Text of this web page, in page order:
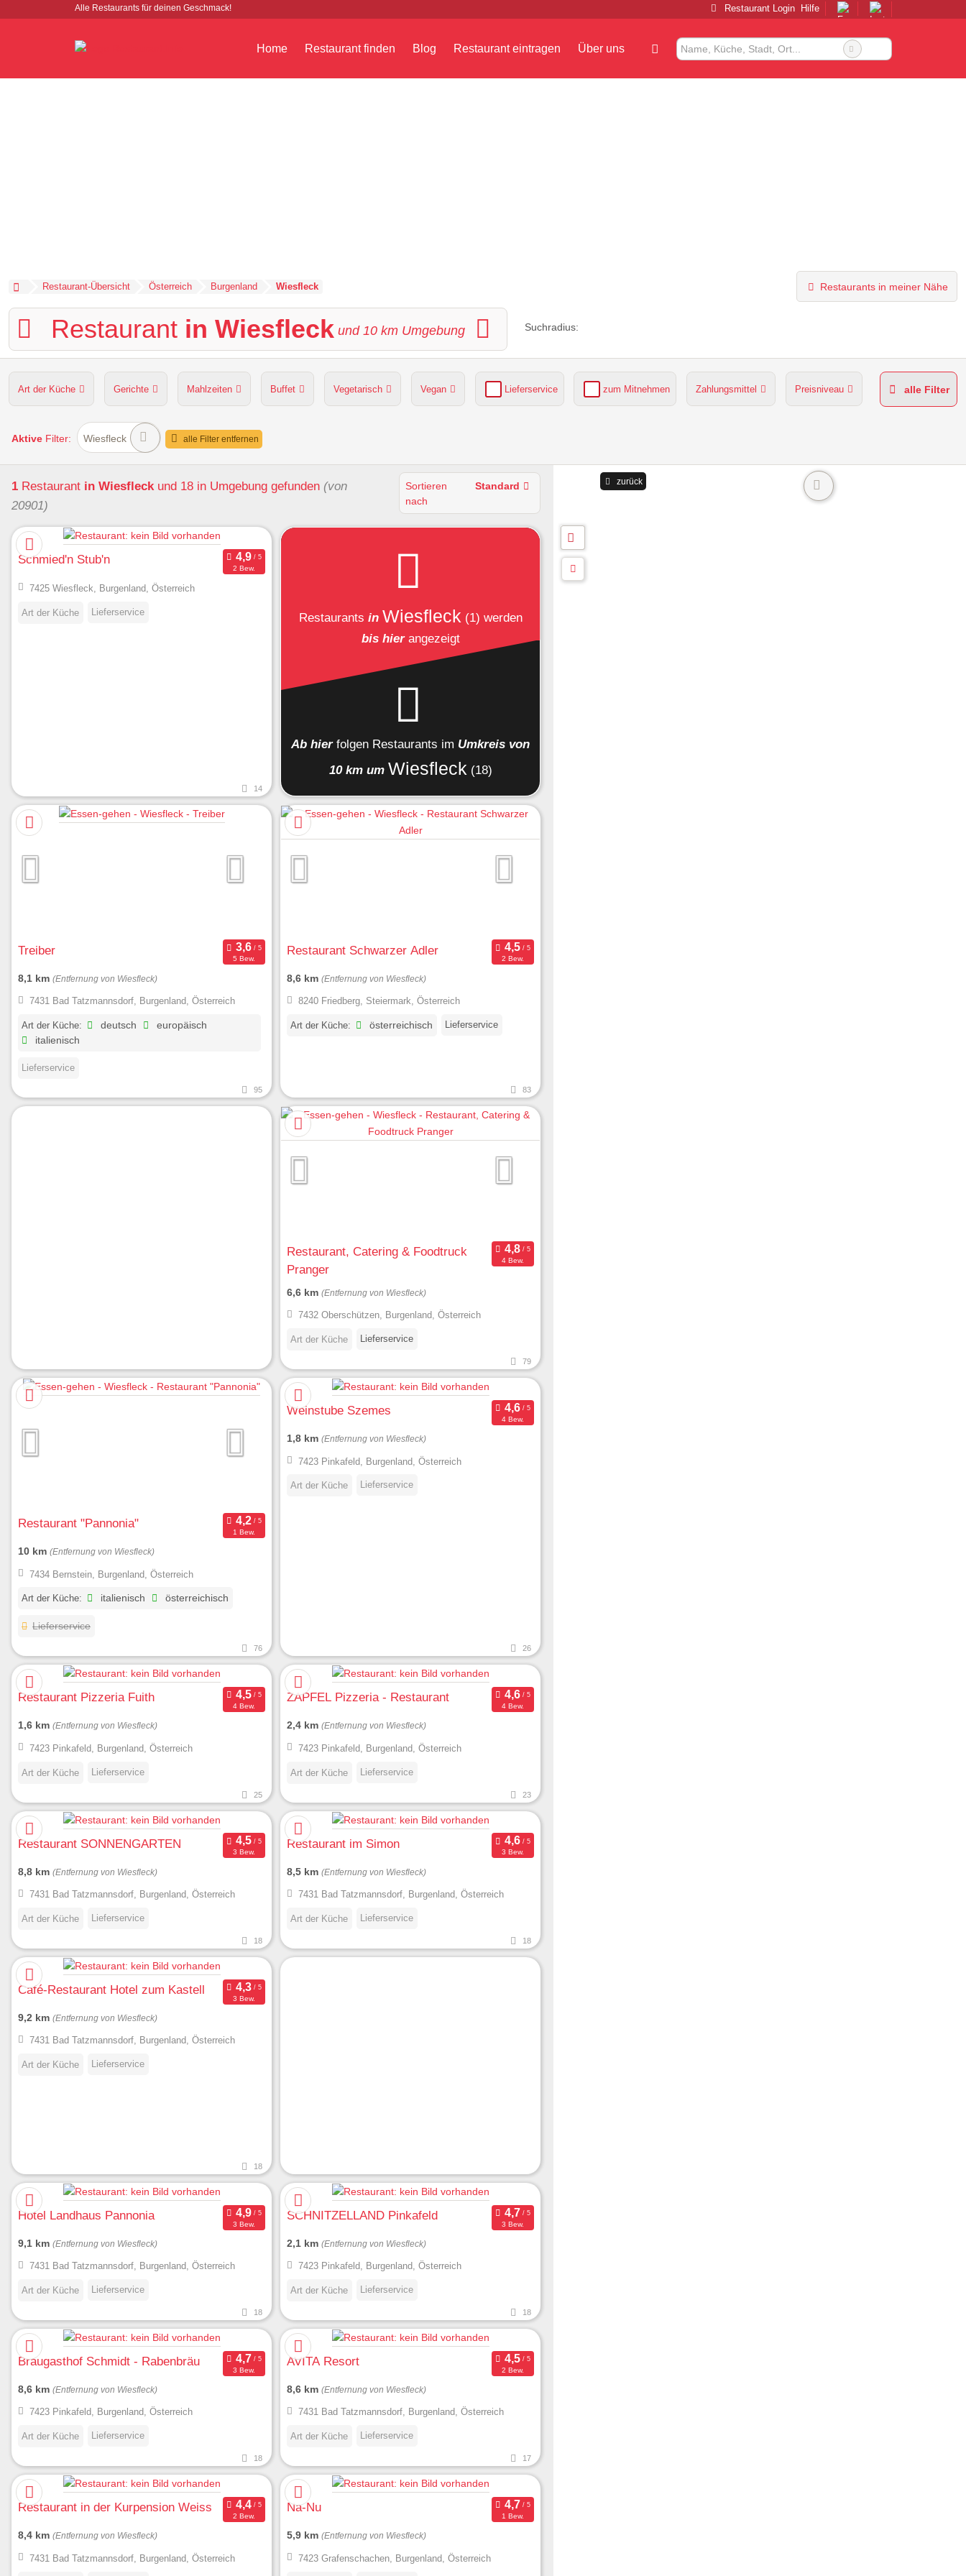
Alle Restaurants für deinen Geschmack! Restaurant Login Hilfe
Home Restaurant finden Blog Restaurant eintragen Über uns
Restaurant-Übersicht Österreich Burgenland Wiesfleck Restaurants in meiner Nähe
Restaurant in Wiesfleck und 10 km Umgebung Suchradius:
Art der Küche Gerichte Mahlzeiten Buffet Vegetarisch Vegan Lieferservice zum Mitnehmen Zahlungsmittel Preisniveau
Hunde erlaubt Kapazität Sitzplätze im Freien
alle Filter
Aktive Filter: Wiesfleck alle Filter entfernen
1 Restaurant in Wiesfleckund 18 in Umgebung gefunden (von
20901)
Sortieren
nach
Standard
Schmied'n Stub'n
2 Bew.
7425 Wiesfleck, Burgenland, Österreich
Art der Küche Lieferservice
14
Restaurants in Wiesfleck (1) werden
bis hierangezeigt
Ab hier folgen Restaurants im Umkreis von
10 km um Wiesfleck (18)
Treiber
5 Bew.
8,1 km (Entfernung von Wiesfleck)
7431 Bad Tatzmannsdorf, Burgenland, Österreich
Art der Küche: deutsch
europäisch
italienisch
Lieferservice
95
Restaurant Schwarzer Adler
2 Bew.
8,6 km (Entfernung von Wiesfleck)
8240 Friedberg, Steiermark, Österreich
Art der Küche: österreichisch Lieferservice
83
Restaurant, Catering & Foodtruck
Pranger
4 Bew.
6,6 km (Entfernung von Wiesfleck)
7432 Oberschützen, Burgenland, Österreich
Art der Küche Lieferservice
79
Restaurant "Pannonia"
1 Bew.
10 km (Entfernung von Wiesfleck)
7434 Bernstein, Burgenland, Österreich
Art der Küche: italienisch österreichisch
Lieferservice
76
Weinstube Szemes
4 Bew.
1,8 km (Entfernung von Wiesfleck)
7423 Pinkafeld, Burgenland, Österreich
Art der Küche Lieferservice
26
Restaurant Pizzeria Fuith
4 Bew.
1,6 km (Entfernung von Wiesfleck)
7423 Pinkafeld, Burgenland, Österreich
Art der Küche Lieferservice
25
ZAPFEL Pizzeria - Restaurant
4 Bew.
2,4 km (Entfernung von Wiesfleck)
7423 Pinkafeld, Burgenland, Österreich
Art der Küche Lieferservice
23
Restaurant SONNENGARTEN
3 Bew.
8,8 km (Entfernung von Wiesfleck)
7431 Bad Tatzmannsdorf, Burgenland, Österreich
Art der Küche Lieferservice
18
Restaurant im Simon
3 Bew.
8,5 km (Entfernung von Wiesfleck)
7431 Bad Tatzmannsdorf, Burgenland, Österreich
Art der Küche Lieferservice
18
Café-Restaurant Hotel zum Kastell
3 Bew.
9,2 km (Entfernung von Wiesfleck)
7431 Bad Tatzmannsdorf, Burgenland, Österreich
Art der Küche Lieferservice
18
Hotel Landhaus Pannonia
3 Bew.
9,1 km (Entfernung von Wiesfleck)
7431 Bad Tatzmannsdorf, Burgenland, Österreich
Art der Küche Lieferservice
18
SCHNITZELLAND Pinkafeld
3 Bew.
2,1 km (Entfernung von Wiesfleck)
7423 Pinkafeld, Burgenland, Österreich
Art der Küche Lieferservice
18
Braugasthof Schmidt - Rabenbräu
3 Bew.
8,6 km (Entfernung von Wiesfleck)
7423 Pinkafeld, Burgenland, Österreich
Art der Küche Lieferservice
18
AVITA Resort
2 Bew.
8,6 km (Entfernung von Wiesfleck)
7431 Bad Tatzmannsdorf, Burgenland, Österreich
Art der Küche Lieferservice
17
Restaurant in der Kurpension Weiss
2 Bew.
8,4 km (Entfernung von Wiesfleck)
7431 Bad Tatzmannsdorf, Burgenland, Österreich
Na-Nu
1 Bew.
5,9 km (Entfernung von Wiesfleck)
7423 Grafenschachen, Burgenland, Österreich
zurück